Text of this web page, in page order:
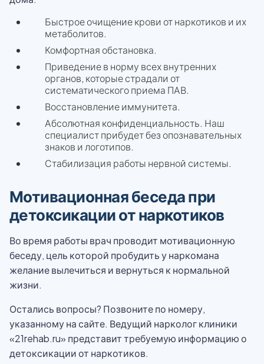
Быстрое очищение крови от наркотиков и их
метаболитов.
Комфортная обстановка.
Приведение в норму всех внутренних
органов, которые страдали от
систематического приема ПАВ.
Восстановление иммунитета.
Абсолютная конфиденциальность. Наш
специалист прибудет без опознавательных
знаков и логотипов.
Стабилизация работы нервной системы.
Мотивационная беседа при
детоксикации от наркотиков
Во время работы врач проводит мотивационную
беседу, цель которой пробудить у наркомана
желание вылечиться и вернуться к нормальной
жизни.
Остались вопросы? Позвоните по номеру,
указанному на сайте. Ведущий нарколог клиники
«21rehab.ru» представит требуемую информацию о
детоксикации от наркотиков.